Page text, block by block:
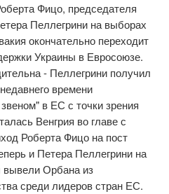
Фицо, председателя
Пеллегрини на выборах
окончательно переходит
Украины в Евросоюзе.
- Пеллегрини получил
времени
в ЕС с точки зрения
Венгрия во главе с
Роберта Фицо на пост
и Петера Пеллегрини на
вывели Орбана из
среди лидеров стран ЕС.